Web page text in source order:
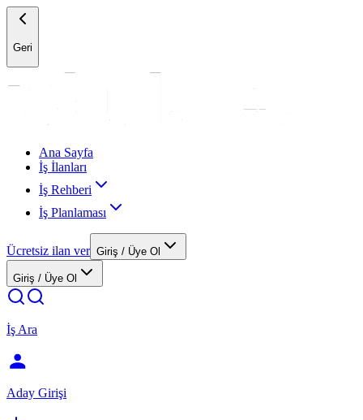
Geri
Ana Sayfa
İş İlanları
İş Rehberi
İş Planlaması
Ücretsiz ilan ver Giriş / Üye Ol
Giriş / Üye Ol
İş Ara
Aday Girişi